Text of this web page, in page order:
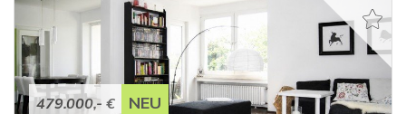
479.000,- € NEU